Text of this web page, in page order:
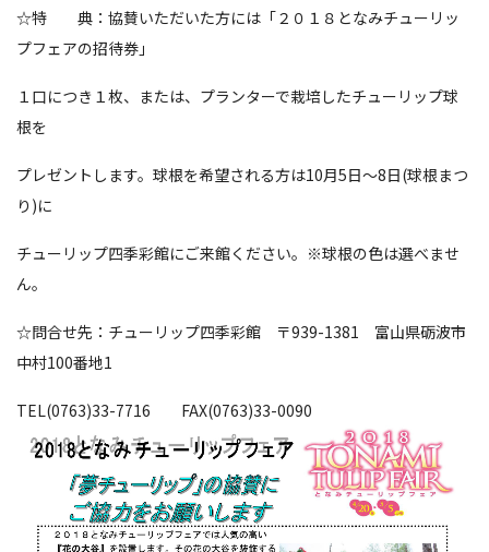
☆特 典：協賛いただいた方には「２０１８となみチューリッ
プフェアの招待券」
１口につき１枚、または、プランターで栽培したチューリップ球
根を
プレゼントします。球根を希望される方は10月5日～8日(球根まつ
り)に
チューリップ四季彩館にご来館ください。※球根の色は選べませ
ん。
☆問合せ先：チューリップ四季彩館 〒939-1381 富山県砺波市
中村100番地1
TEL(0763)33-7716 FAX(0763)33-0090